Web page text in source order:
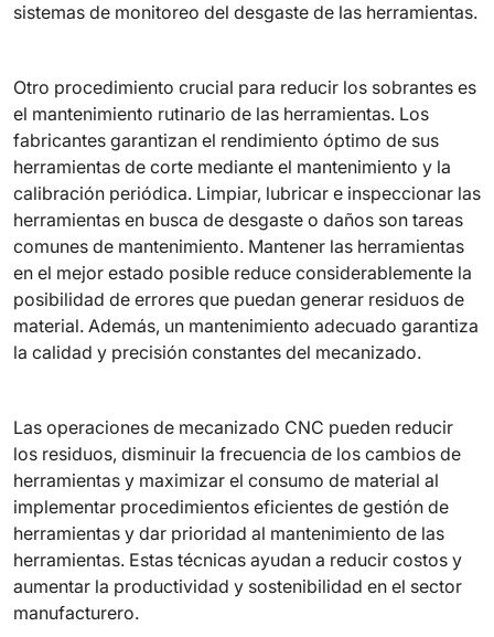
sistemas de monitoreo del desgaste de las herramientas.
Otro procedimiento crucial para reducir los sobrantes es
el mantenimiento rutinario de las herramientas. Los
fabricantes garantizan el rendimiento óptimo de sus
herramientas de corte mediante el mantenimiento y la
calibración periódica. Limpiar, lubricar e inspeccionar las
herramientas en busca de desgaste o daños son tareas
comunes de mantenimiento. Mantener las herramientas
en el mejor estado posible reduce considerablemente la
posibilidad de errores que puedan generar residuos de
material. Además, un mantenimiento adecuado garantiza
la calidad y precisión constantes del mecanizado.
Las operaciones de mecanizado CNC pueden reducir
los residuos, disminuir la frecuencia de los cambios de
herramientas y maximizar el consumo de material al
implementar procedimientos eficientes de gestión de
herramientas y dar prioridad al mantenimiento de las
herramientas. Estas técnicas ayudan a reducir costos y
aumentar la productividad y sostenibilidad en el sector
manufacturero.